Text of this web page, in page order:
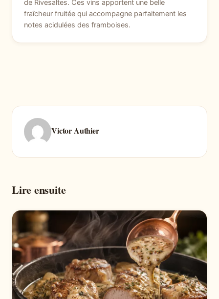
de Rivesaltes. Ces vins apportent une belle
fraîcheur fruitée qui accompagne parfaitement les
notes acidulées des framboises.
Victor Authier
Lire ensuite